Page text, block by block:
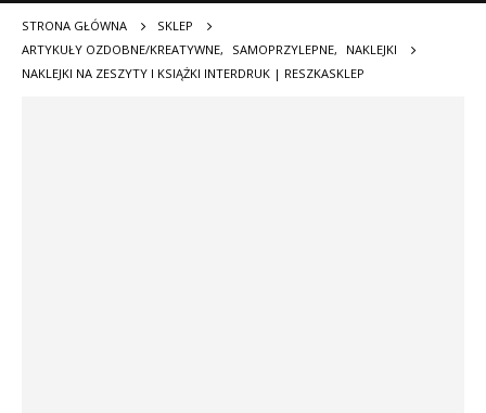
STRONA GŁÓWNA
SKLEP
ARTYKUŁY OZDOBNE/KREATYWNE, SAMOPRZYLEPNE,
NAKLEJKI
NAKLEJKI NA ZESZYTY I KSIĄŻKI INTERDRUK | RESZKASKLEP